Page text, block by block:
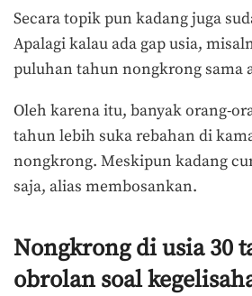
Secara topik pun kadang juga
Apalagi kalau ada gap usia,
puluhan tahun nongkrong sama
Oleh karena itu, banyak orang-
tahun lebih suka rebahan di
nongkrong. Meskipun kadang
saja, alias membosankan.
Nongkrong di usia 30
obrolan soal